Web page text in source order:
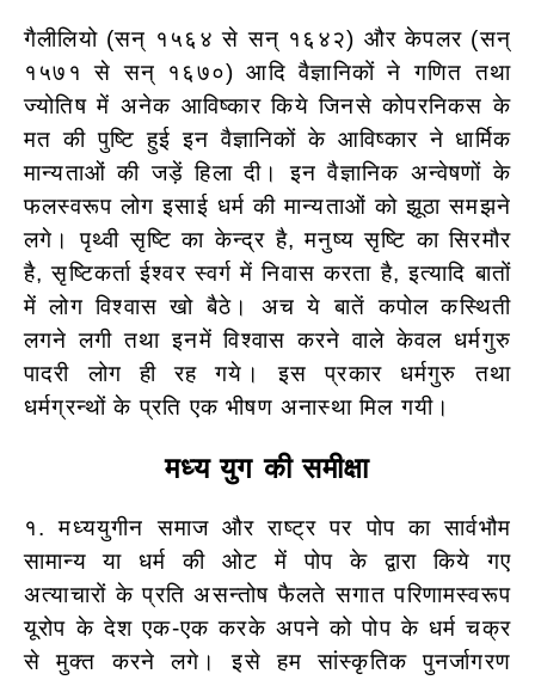
गैलीलियो (सन् १५६४ से सन् १६४२) और केपलर (सन्
१५७१ से सन् १६७०) आदि वैज्ञानिकों ने गणित तथा
ज्योतिष में अनेक आविष्कार किये जिनसे कोपरनिकस के
मत की पुष्टि हुई इन वैज्ञानिकों के आविष्कार ने धार्मिक
मान्यताओं की जड़ें हिला दी। इन वैज्ञानिक अन्वेषणों के
फलस्वरूप लोग इसाई धर्म की मान्यताओं को झूठा समझने
लगे। पृथ्वी सृष्टि का केन्द्र है, मनुष्य सृष्टि का सिरमौर
है, सृष्टिकर्ता ईश्वर स्वर्ग में निवासकरता है, इत्यादि बातों
में लोग विश्वास खो बैठे। अच ये बातें कपोल कस्थिती
लगने लगी तथा इनमें विश्वास करने वाले केवल धर्मगुरु
पादरी लोग ही रह गये। इस प्रकार धर्मगुरु तथा
धर्मग्रन्थों के प्रति एक भीषण अनास्था मिल गयी।
मध्य युग की समीक्षा
१. मध्ययुगीन समाज और राष्ट्र पर पोप का सार्वभौम
सामान्य या धर्म की ओट में पोप के द्वारा किये गए
अत्याचारों के प्रति असन्तोष फैलते सगात परिणामस्वरूप
यूरोप के देश एक-एक करके अपने को पोप के धर्म चक्र
से मुक्त करने लगे। इसे हम सांस्कृतिक पुनर्जागरण